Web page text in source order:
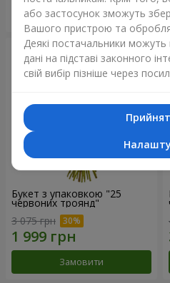
Замовити
Букет з упаковкою "25
червоних троянд"
3 075 грн
Замовити
або застосунок зможуть
Вашого пристрою та
Деякі постачальники
дані на підставі законного
свій вибір пізніше через